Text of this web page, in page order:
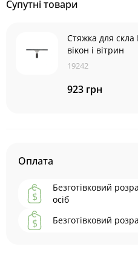
Супутні товари
Стяжка для
вікон і вітрин
19242
923 грн
Оплата
Безготівковий
осіб
Безготівковий